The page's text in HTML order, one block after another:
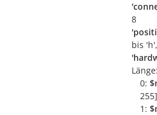
8
bis
0:
255]
1: